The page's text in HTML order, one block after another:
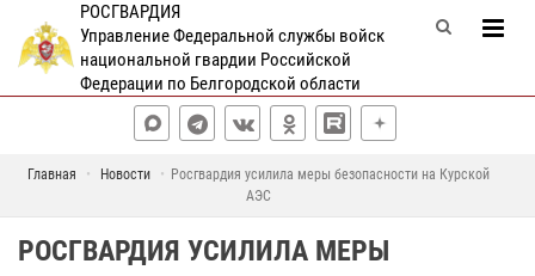
РОСГВАРДИЯ
Управление Федеральной службы войск
национальной гвардии Российской
Федерации по Белгородской области
Главная Новости
Росгвардия усилила меры безопасности на Курской
АЭС
РОСГВАРДИЯ УСИЛИЛА МЕРЫ